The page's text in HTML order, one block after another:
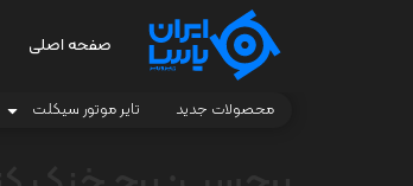
صفحه اصلی
محصولات جدید تایر موتور سیکلت